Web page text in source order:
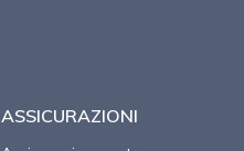
ASSICURAZIONI